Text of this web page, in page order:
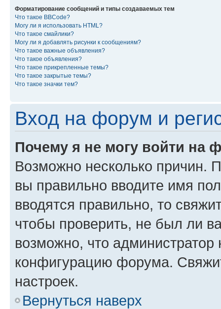
Форматирование сообщений и типы создаваемых тем
Что такое BBCode?
Могу ли я использовать HTML?
Что такое смайлики?
Могу ли я добавлять рисунки к сообщениям?
Что такое важные объявления?
Что такое объявления?
Что такое прикрепленные темы?
Что такое закрытые темы?
Что такое значки тем?
Вход на форум и
Почему я не могу войти на
Возможно несколько причин.
вы правильно вводите имя
вводятся правильно, то
чтобы проверить, не был ли
возможно, что администратор
конфигурацию форума.
настроек.
Вернуться наверх